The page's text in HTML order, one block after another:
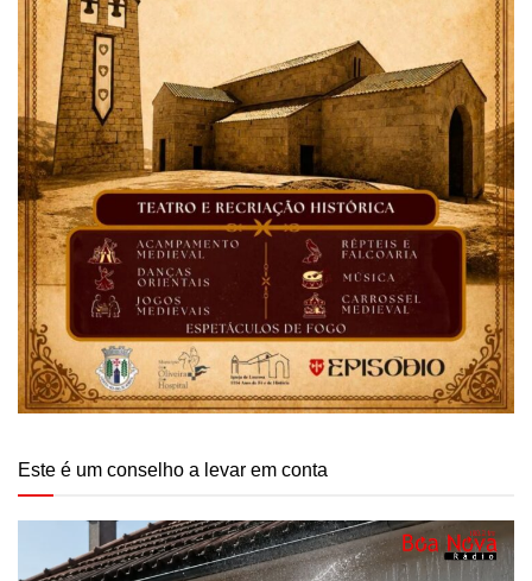
Este é um conselho a levar em conta